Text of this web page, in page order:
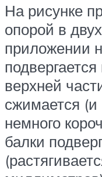
На рисунке
опорой в
приложении
верхней
сжимается (и
немного
балки